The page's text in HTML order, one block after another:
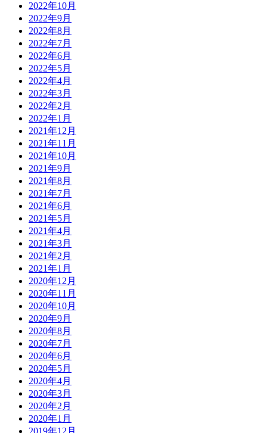
2022年10月
2022年9月
2022年8月
2022年7月
2022年6月
2022年5月
2022年4月
2022年3月
2022年2月
2022年1月
2021年12月
2021年11月
2021年10月
2021年9月
2021年8月
2021年7月
2021年6月
2021年5月
2021年4月
2021年3月
2021年2月
2021年1月
2020年12月
2020年11月
2020年10月
2020年9月
2020年8月
2020年7月
2020年6月
2020年5月
2020年4月
2020年3月
2020年2月
2020年1月